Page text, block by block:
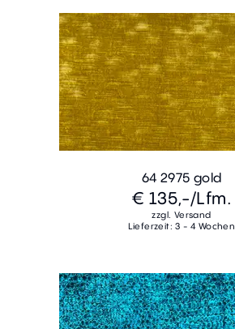
64 2975 gold
€ 135,-/Lfm.
zzgl. Versand
Lieferzeit: 3 - 4 Wochen